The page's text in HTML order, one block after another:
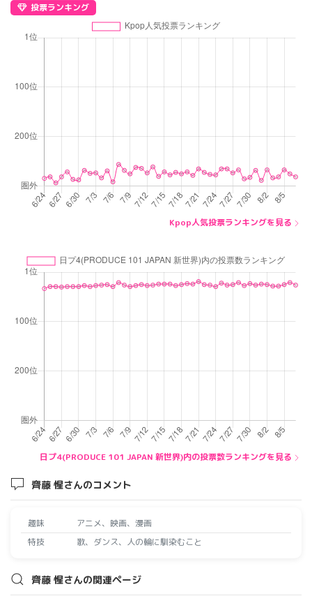
投票ランキング
Kpop人気投票ランキングを見る
日プ4(PRODUCE 101 JAPAN 新世界)内の投票数ランキングを見る
齊藤 惺さんのコメント
趣味
アニメ、映画、漫画
特技
歌、ダンス、人の輪に馴染むこと
齊藤 惺さんの関連ページ